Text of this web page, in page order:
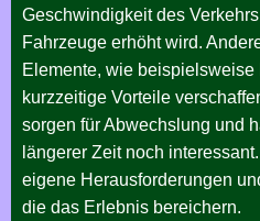
Geschwindigkeit des
Fahrzeuge erhöht wird.
Elemente, wie
kurzzeitige Vorteile
sorgen für Abwechslung und
längerer Zeit noch
eigene Herausforderungen
die das Erlebnis bereichern.